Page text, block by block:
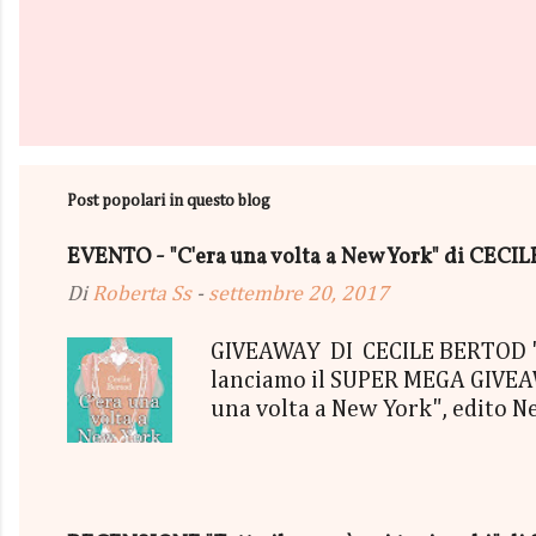
Post popolari in questo blog
EVENTO - "C'era una volta a New York" di
DiRoberta Ss - settembre 20, 2017
GIVEAWAY DI CECILE
lanciamo il SUPER MEGA
una volta a New York", edito
"tutto ma non il mio Tailleur"